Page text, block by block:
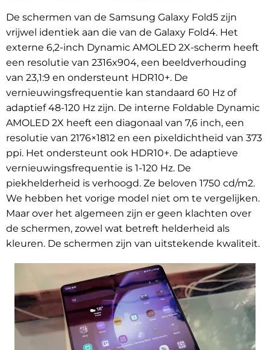
De schermen van de Samsung Galaxy Fold5 zijn
vrijwel identiek aan die van de Galaxy Fold4. Het
externe 6,2-inch Dynamic AMOLED 2X-scherm heeft
een resolutie van 2316x904, een beeldverhouding
van 23,1:9 en ondersteunt HDR10+. De
vernieuwingsfrequentie kan standaard 60 Hz of
adaptief 48-120 Hz zijn. De interne Foldable Dynamic
AMOLED 2X heeft een diagonaal van 7,6 inch, een
resolutie van 2176×1812 en een pixeldichtheid van 373
ppi. Het ondersteunt ook HDR10+. De adaptieve
vernieuwingsfrequentie is 1-120 Hz. De
piekhelderheid is verhoogd. Ze beloven 1750 cd/m2.
We hebben het vorige model niet om te vergelijken.
Maar over het algemeen zijn er geen klachten over
de schermen, zowel wat betreft helderheid als
kleuren. De schermen zijn van uitstekende kwaliteit.